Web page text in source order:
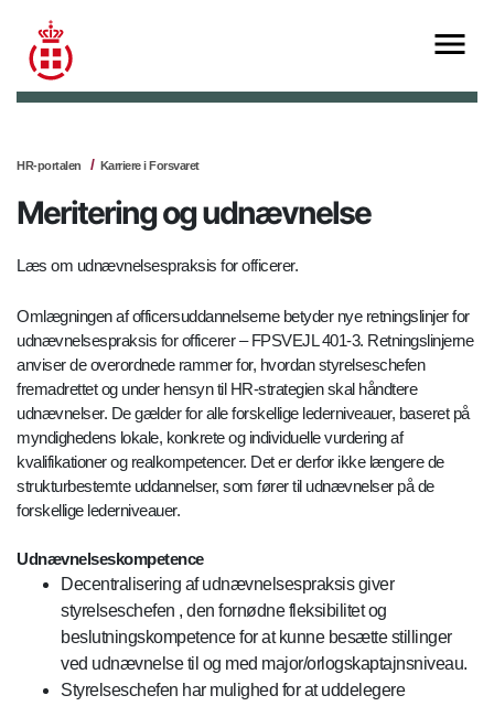
HR-portalen Karriere i Forsvaret
Meritering og udnævnelse
Læs om udnævnelsespraksis for officerer.
Omlægningen af officersuddannelserne betyder nye retningslinjer for
udnævnelsespraksis for officerer – FPSVEJL 401-3. Retningslinjerne
anviser de overordnede rammer for, hvordan styrelseschefen
fremadrettet og under hensyn til HR-strategien skal håndtere
udnævnelser. De gælder for alle forskellige lederniveauer, baseret på
myndighedens lokale, konkrete og individuelle vurdering af
kvalifikationer og realkompetencer. Det er derfor ikke længere de
strukturbestemte uddannelser, som fører til udnævnelser på de
forskellige lederniveauer.
Udnævnelseskompetence
Decentralisering af udnævnelsespraksis giver
styrelseschefen , den fornødne fleksibilitet og
beslutningskompetence for at kunne besætte stillinger
ved udnævnelse til og med major/orlogskaptajnsniveau.
Styrelseschefen har mulighed for at uddelegere